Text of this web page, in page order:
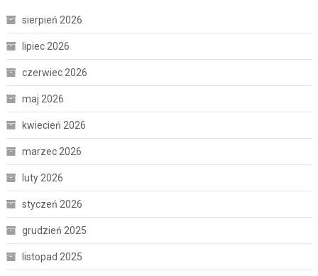
sierpień 2026
lipiec 2026
czerwiec 2026
maj 2026
kwiecień 2026
marzec 2026
luty 2026
styczeń 2026
grudzień 2025
listopad 2025